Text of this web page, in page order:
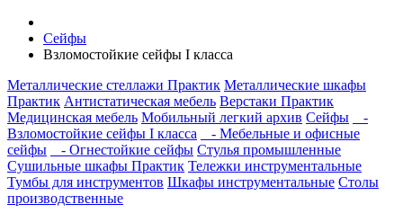
Сейфы
Взломостойкие сейфы I класса
Металлические стеллажи Практик Металлические шкафы
Практик Антистатическая мебель Верстаки Практик
Медицинская мебель Мобильный легкий архив Сейфы
-
Взломостойкие сейфы I класса
- Мебельные и офисные
сейфы
- Огнестойкие сейфы Стулья промышленные
Сушильные шкафы Практик Тележки инструментальные
Тумбы для инструментов Шкафы инструментальные Столы
производственные